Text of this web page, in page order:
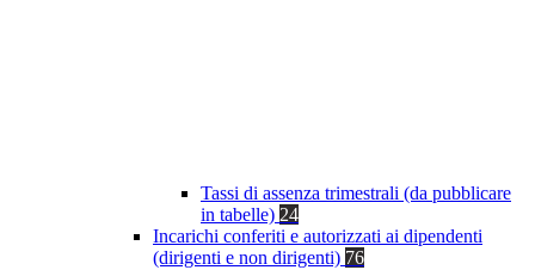
Tassi di assenza trimestrali (da pubblicare
in tabelle) 24
Incarichi conferiti e autorizzati ai dipendenti
(dirigenti e non dirigenti) 76